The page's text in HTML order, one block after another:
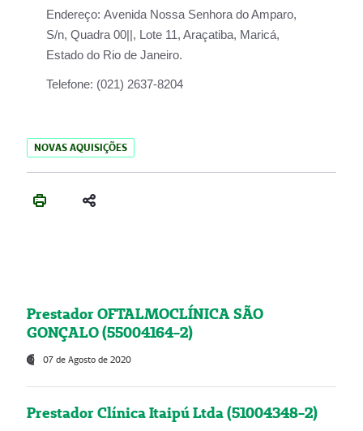
Endereço: Avenida Nossa Senhora do Amparo,
S/n, Quadra 00||, Lote 11, Araçatiba, Maricá,
Estado do Rio de Janeiro.
Telefone: (021) 2637-8204
NOVAS AQUISIÇÕES
Prestador OFTALMOCLÍNICA SÃO
GONÇALO (55004164-2)
07 de Agosto de 2020
Prestador Clínica Itaipú Ltda (51004348-2)